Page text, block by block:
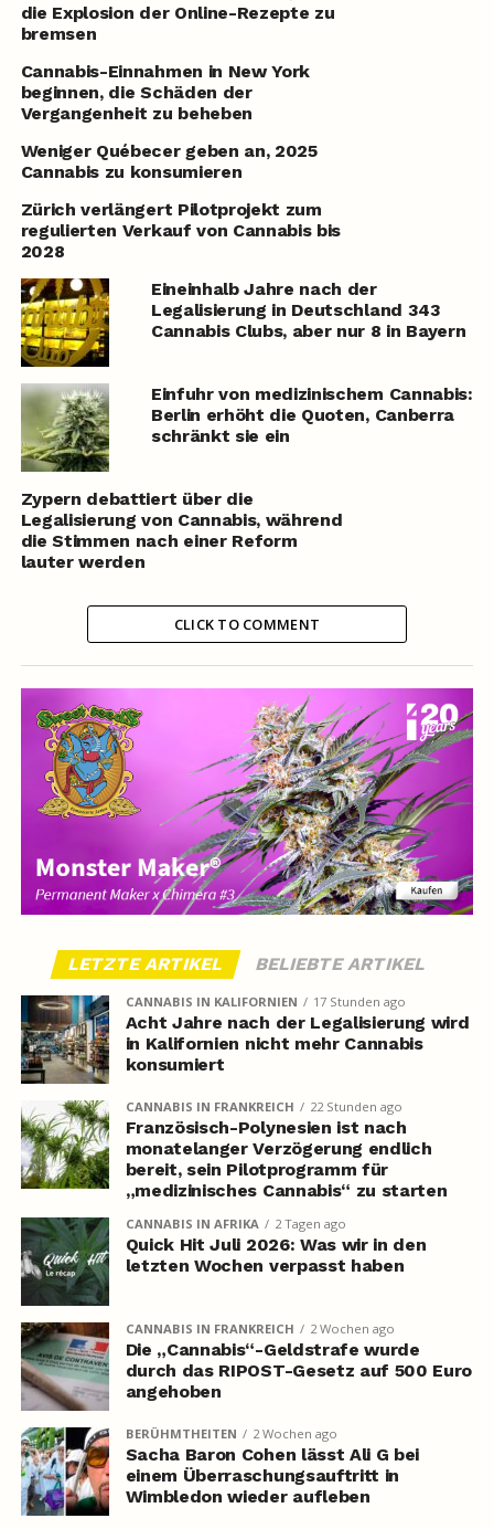
die Explosion der Online-Rezepte zu
bremsen
Cannabis-Einnahmen in New York
beginnen, die Schäden der
Vergangenheit zu beheben
Weniger Québecer geben an, 2025
Cannabis zu konsumieren
Zürich verlängert Pilotprojekt zum
regulierten Verkauf von Cannabis bis
2028
Eineinhalb Jahre nach der
Legalisierung in Deutschland 343
Cannabis Clubs, aber nur 8 in Bayern
Einfuhr von medizinischem Cannabis:
Berlin erhöht die Quoten, Canberra
schränkt sie ein
Zypern debattiert über die
Legalisierung von Cannabis, während
die Stimmen nach einer Reform
lauter werden
CLICK TO COMMENT
LETZTE ARTIKEL BELIEBTE ARTIKEL
CANNABIS IN KALIFORNIEN 17 Stunden ago
Acht Jahre nach der Legalisierung wird
in Kalifornien nicht mehr Cannabis
konsumiert
CANNABIS IN FRANKREICH 22 Stunden ago
Französisch-Polynesien ist nach
monatelanger Verzögerung endlich
bereit, sein Pilotprogramm für
„medizinisches Cannabis“ zu starten
CANNABIS IN AFRIKA 2 Tagen ago
Quick Hit Juli 2026: Was wir in den
letzten Wochen verpasst haben
CANNABIS IN FRANKREICH 2 Wochen ago
Die „Cannabis“-Geldstrafe wurde
durch das RIPOST-Gesetz auf 500 Euro
angehoben
BERÜHMTHEITEN 2 Wochen ago
Sacha Baron Cohen lässt Ali G bei
einem Überraschungsauftritt in
Wimbledon wieder aufleben